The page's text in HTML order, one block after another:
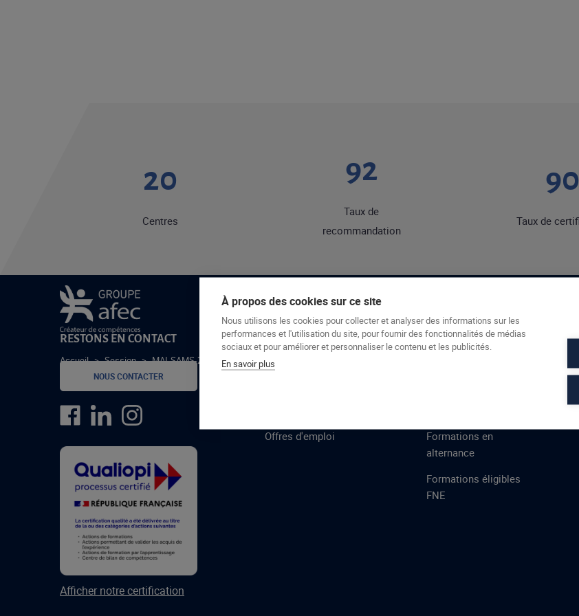
Le groupe Afec Formations
Accueil > Session > MAI-SAMS-24-1-C
20
Centres
92
Taux de
recommandation
90
Taux de
RESTONS EN CONTACT
NOUS CONTACTER
Afficher notre certification
GROUPE AFEC
Formations
Offres d'emploi
PRESTATIONS
Formations en
alternance
Formations éligibles
FNE
À propos des cookies sur ce site
Nous utilisons les cookies pour collecter et analyser des informations sur les
performances et l'utilisation du site, pour fournir des fonctionnalités de médias
sociaux et pour améliorer et personnaliser le contenu et les publicités.
En savoir plus